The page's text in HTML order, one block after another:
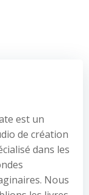
est un
de création
dans les
Nous